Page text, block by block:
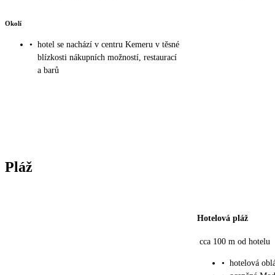
Okolí
• hotel se nachází v centru Kemeru v těsné
blízkosti nákupních možností, restaurací
a barů
Pláž
Hotelová pláž
cca 100 m od hotelu
• hotelová